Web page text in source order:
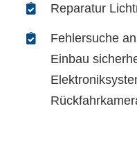
Reparatur
Fehlersuche
Einbau